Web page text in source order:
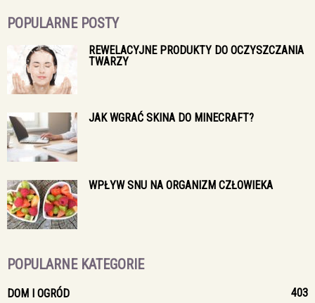
POPULARNE POSTY
REWELACYJNE PRODUKTY DO OCZYSZCZANIA
TWARZY
JAK WGRAĆ SKINA DO MINECRAFT?
WPŁYW SNU NA ORGANIZM CZŁOWIEKA
POPULARNE KATEGORIE
DOM I OGRÓD 403